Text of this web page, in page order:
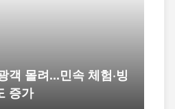
객 몰려...민속 체험·빙
증가